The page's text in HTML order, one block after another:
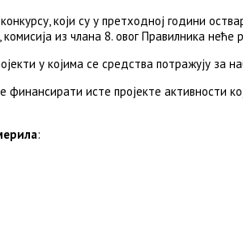
који су у претходној години
из члана 8. овог Правилника неће
у којима се средства потражују за
финансирати исте пројекте активности
: